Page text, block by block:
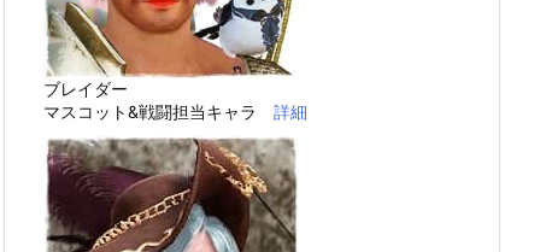
ブレイダー
マスコット&戦闘担当キャラ 詳細